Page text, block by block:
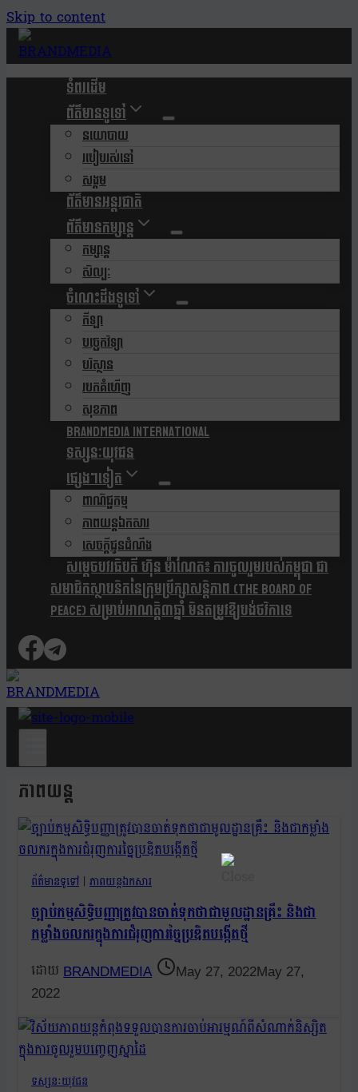
Skip to content
ទំពរដើម
ព័ត៌មានទូទៅ
នយោបាយ
របៀបរស់នៅ
សង្គម
ព័ត៌មានអន្តរជាតិ
ព័ត៌មានកម្សាន្ត
កម្សាន្ត
សិល្បៈ
ចំណេះដឹងទូទៅ
កីឡា
បច្ចេកវិទ្យា
បរិស្ថាន
របកគំហើញ
សុខភាព
Brandmedia international
ទស្សនៈយុវជន
ផ្សេងៗទៀត
ពាណិជ្ជកម្ម
ភាពយន្តឯកសារ
សេចក្តីជូនដំណឹង
សម្តេចបវរធិបតី ហ៊ុន ម៉ាណែត៖ ការចូលរួមរបស់កម្ពុជា ជា
សមាជិកស្ថាបនិកនៃក្រុមប្រឹក្សាសន្តិភាព (The Board Of
Peace) សម្រាប់អាណត្តិ៣ឆ្នាំ មិនតម្រូវឱ្យបង់ថវិកាទេ
ភាពយន្ត
ព័ត៌មានទូទៅ | ភាពយន្តឯកសារ
ច្បាប់កម្មសិទ្ធិបញ្ញាត្រូវបានចាត់ទុកថាជាមូលដ្ឋានគ្រឹះ និងជា
កម្លាំងចលករក្នុងការជំរុញការច្នៃប្រឌិតបង្កើតថ្មី
BRANDMEDIA May 27, 2022May 27,
2022
ទស្សនៈយុវជន